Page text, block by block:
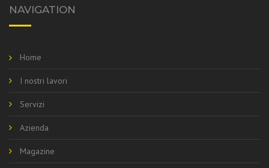
NAVIGATION
Home
I nostri lavori
Servizi
Azienda
Magazine